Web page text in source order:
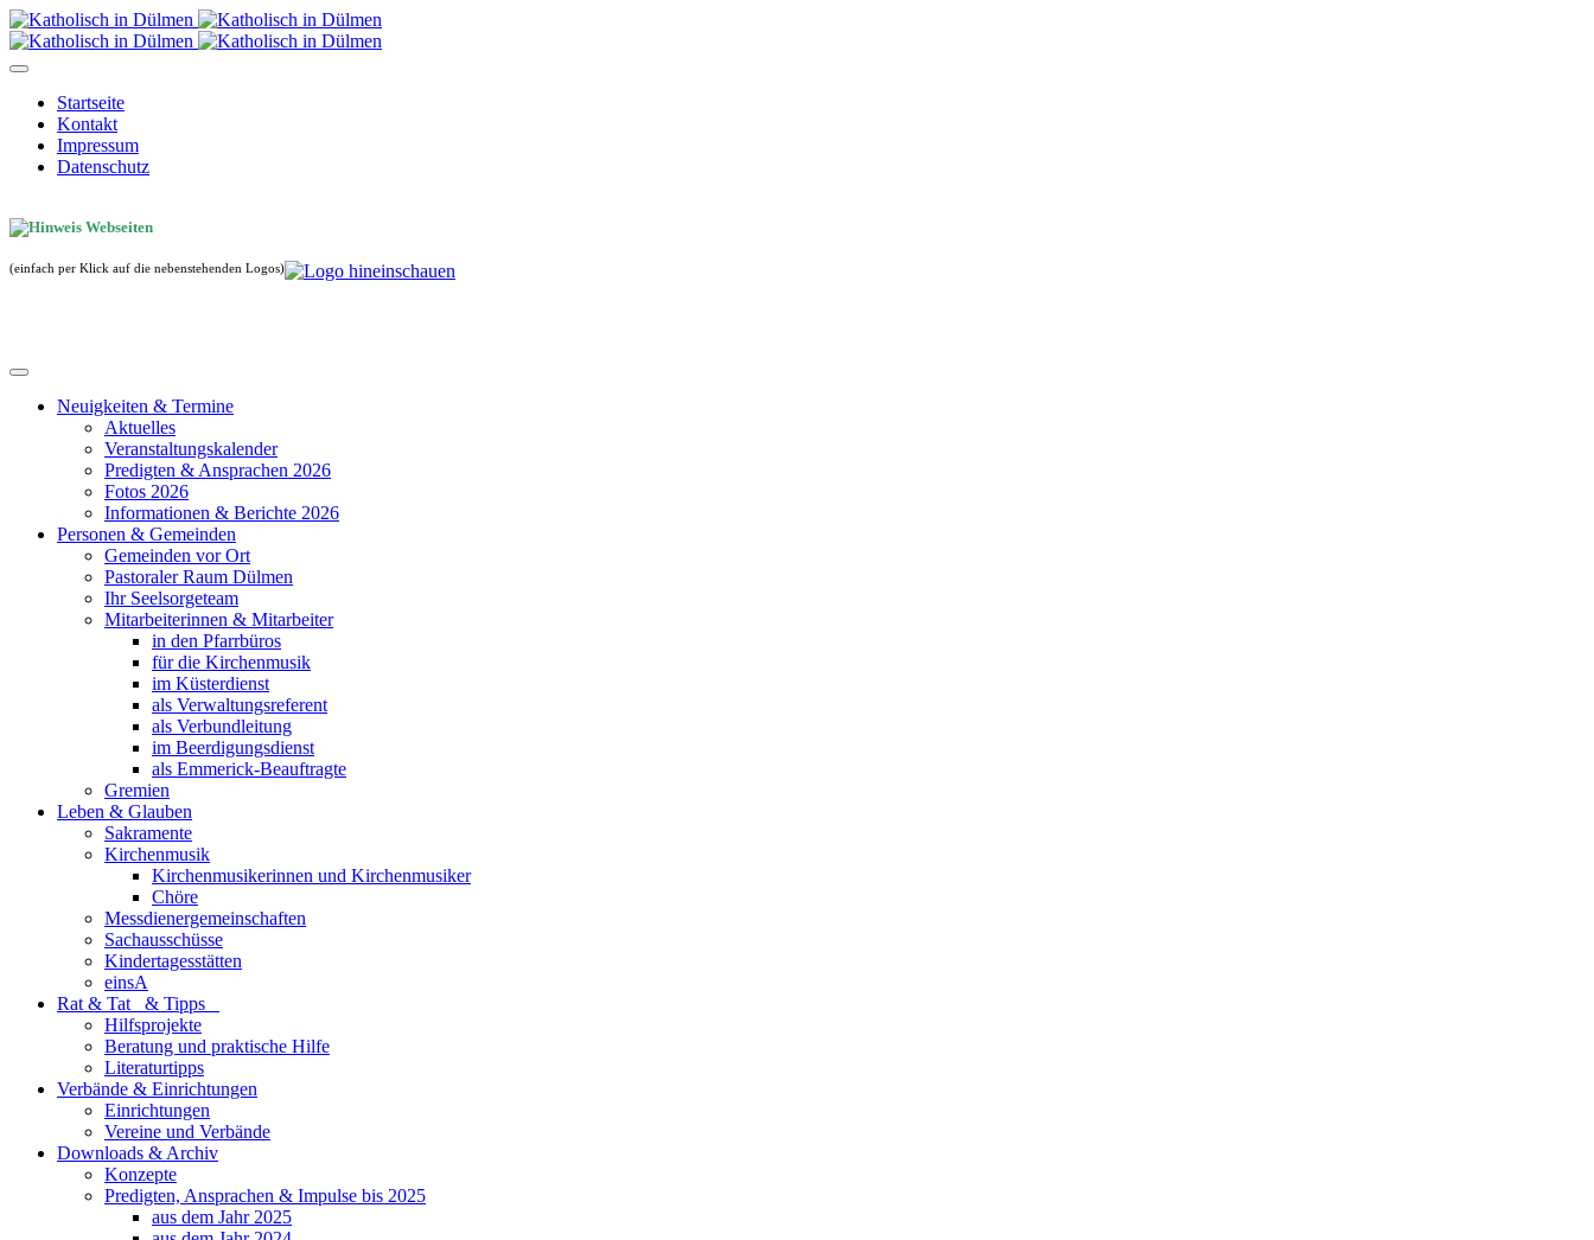
Startseite
Kontakt
Impressum
Datenschutz
(einfach per Klick auf die nebenstehenden Logos)
Neuigkeiten & Termine
Aktuelles
Veranstaltungskalender
Predigten & Ansprachen 2026
Fotos 2026
Informationen & Berichte 2026
Personen & Gemeinden
Gemeinden vor Ort
Pastoraler Raum Dülmen
Ihr Seelsorgeteam
Mitarbeiterinnen & Mitarbeiter
in den Pfarrbüros
für die Kirchenmusik
im Küsterdienst
als Verwaltungsreferent
als Verbundleitung
im Beerdigungsdienst
als Emmerick-Beauftragte
Gremien
Leben & Glauben
Sakramente
Kirchenmusik
Kirchenmusikerinnen und Kirchenmusiker
Chöre
Messdienergemeinschaften
Sachausschüsse
Kindertagesstätten
einsA
Rat & Tat & Tipps
Hilfsprojekte
Beratung und praktische Hilfe
Literaturtipps
Verbände & Einrichtungen
Einrichtungen
Vereine und Verbände
Downloads & Archiv
Konzepte
Predigten, Ansprachen & Impulse bis 2025
aus dem Jahr 2025